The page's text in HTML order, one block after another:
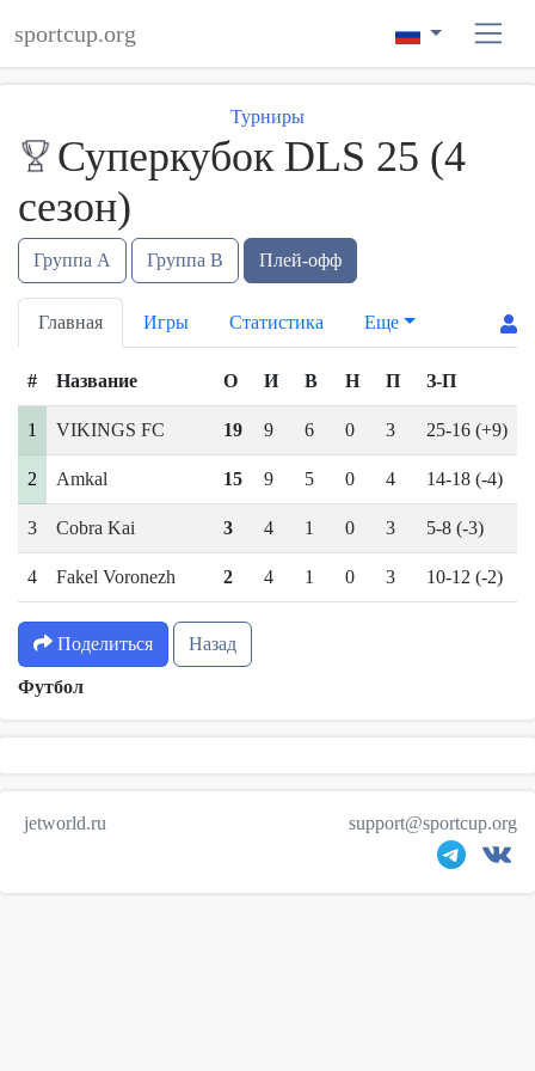
sportcup.org
Турниры
Суперкубок DLS 25 (4
сезон)
Группа А Группа В Плей-офф
Главная Игры Статистика Еще
# Название О И В Н П З-П
1 VIKINGS FC 19 9 6 0 3 25-16 (+9)
2 Amkal 15 9 5 0 4 14-18 (-4)
3 Cobra Kai 3 4 1 0 3 5-8 (-3)
4 Fakel Voronezh 2 4 1 0 3 10-12 (-2)
Поделиться Назад
Футбол
jetworld.ru support@sportcup.org